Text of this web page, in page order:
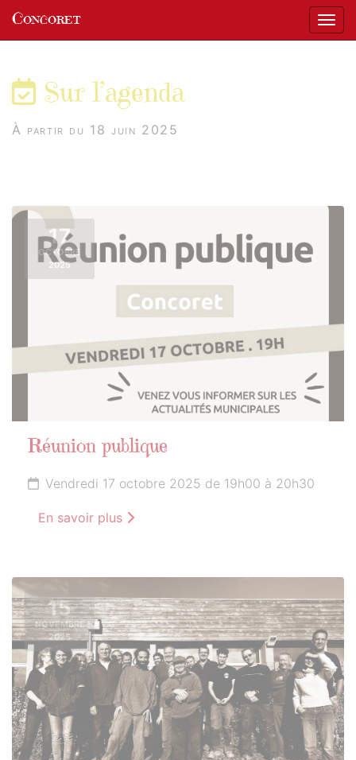
Concoret
Sur l’agenda
À partir du 18 juin 2025
17
OCTOBRE
2025
Réunion publique
Vendredi 17 octobre 2025 de 19h00 à 20h30
En savoir plus
15
NOVEMBRE
2025
Panneau de gestion des cookies